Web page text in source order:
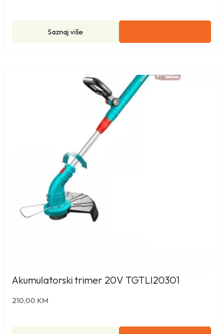
Saznaj više
Akumulatorski trimer 20V TGTLI20301
210,00 KM